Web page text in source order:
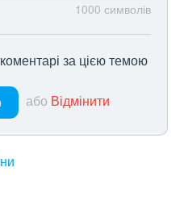
1000 символів
за цією темою
або Відмінити